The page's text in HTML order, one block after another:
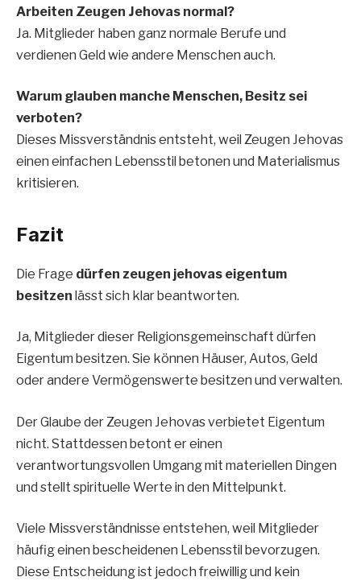
Arbeiten Zeugen Jehovas normal?
Ja. Mitglieder haben ganz normale Berufe und
verdienen Geld wie andere Menschen auch.
Warum glauben manche Menschen, Besitz sei
verboten?
Dieses Missverständnis entsteht, weil Zeugen Jehovas
einen einfachen Lebensstil betonen und Materialismus
kritisieren.
Fazit
Die Frage dürfen zeugen jehovas eigentum
besitzen lässt sich klar beantworten.
Ja, Mitglieder dieser Religionsgemeinschaft dürfen
Eigentum besitzen. Sie können Häuser, Autos, Geld
oder andere Vermögenswerte besitzen und verwalten.
Der Glaube der Zeugen Jehovas verbietet Eigentum
nicht. Stattdessen betont er einen
verantwortungsvollen Umgang mit materiellen Dingen
und stellt spirituelle Werte in den Mittelpunkt.
Viele Missverständnisse entstehen, weil Mitglieder
häufig einen bescheidenen Lebensstil bevorzugen.
Diese Entscheidung ist jedoch freiwillig und kein